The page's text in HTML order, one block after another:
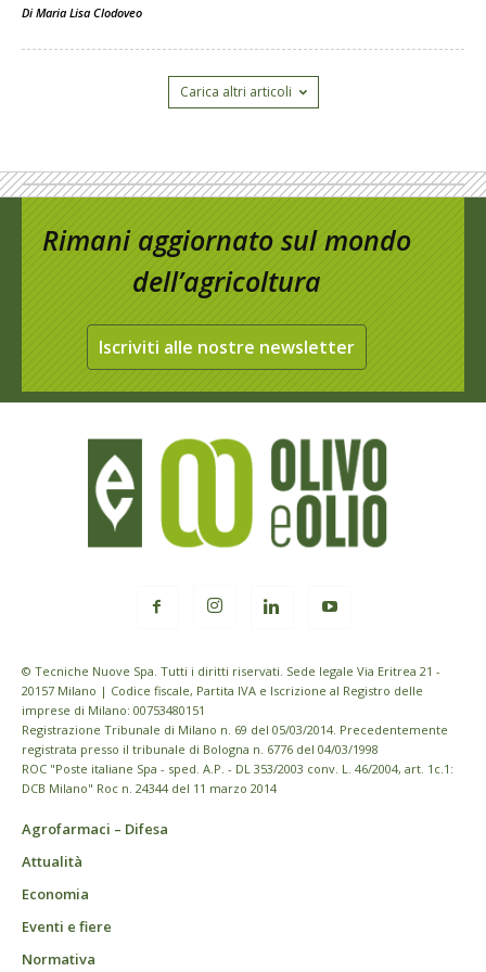
Di Maria Lisa Clodoveo
Carica altri articoli
Rimani aggiornato sul mondo
dell’agricoltura
Iscriviti alle nostre newsletter
© Tecniche Nuove Spa. Tutti i diritti riservati. Sede legale Via Eritrea 21 -
20157 Milano | Codice fiscale, Partita IVA e Iscrizione al Registro delle
imprese di Milano: 00753480151
Registrazione Tribunale di Milano n. 69 del 05/03/2014. Precedentemente
registrata presso il tribunale di Bologna n. 6776 del 04/03/1998
ROC "Poste italiane Spa - sped. A.P. - DL 353/2003 conv. L. 46/2004, art. 1c.1:
DCB Milano" Roc n. 24344 del 11 marzo 2014
Agrofarmaci – Difesa
Attualità
Economia
Eventi e fiere
Normativa